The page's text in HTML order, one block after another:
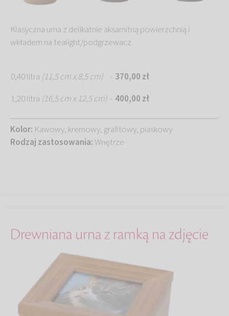
Klasyczna urna z delikatnie aksamitną powierzchnią i
wkładem na tealight/podgrzewacz.
0,40 litra (11,5 cm x 8,5 cm) - 370,00 zł
1,20 litra (16,5 cm x 12,5 cm) - 400,00 zł
Kolor: Kawowy, kremowy, grafitowy, piaskowy
Rodzaj zastosowania:Wnętrze
Drewniana urna z ramką na zdjęcie